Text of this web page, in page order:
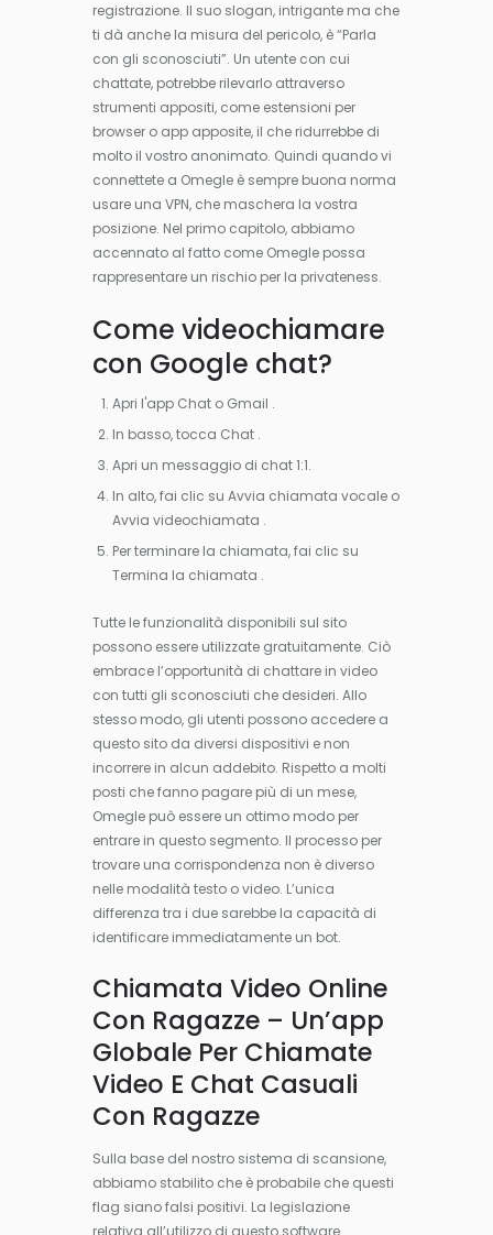
registrazione. Il suo slogan, intrigante ma che
ti dà anche la misura del pericolo, è “Parla
con gli sconosciuti”. Un utente con cui
chattate, potrebbe rilevarlo attraverso
strumenti appositi, come estensioni per
browser o app apposite, il che ridurrebbe di
molto il vostro anonimato. Quindi quando vi
connettete a Omegle è sempre buona norma
usare una VPN, che maschera la vostra
posizione. Nel primo capitolo, abbiamo
accennato al fatto come Omegle possa
rappresentare un rischio per la privateness.
Come videochiamare
con Google chat?
Apri l'app Chat o Gmail .
In basso, tocca Chat .
Apri un messaggio di chat 1:1.
In alto, fai clic su Avvia chiamata vocale o
Avvia videochiamata .
Per terminare la chiamata, fai clic su
Termina la chiamata .
Tutte le funzionalità disponibili sul sito
possono essere utilizzate gratuitamente. Ciò
embrace l’opportunità di chattare in video
con tutti gli sconosciuti che desideri. Allo
stesso modo, gli utenti possono accedere a
questo sito da diversi dispositivi e non
incorrere in alcun addebito. Rispetto a molti
posti che fanno pagare più di un mese,
Omegle può essere un ottimo modo per
entrare in questo segmento. Il processo per
trovare una corrispondenza non è diverso
nelle modalità testo o video. L’unica
differenza tra i due sarebbe la capacità di
identificare immediatamente un bot.
Chiamata Video Online
Con Ragazze – Un’app
Globale Per Chiamate
Video E Chat Casuali
Con Ragazze
Sulla base del nostro sistema di scansione,
abbiamo stabilito che è probabile che questi
flag siano falsi positivi. La legislazione